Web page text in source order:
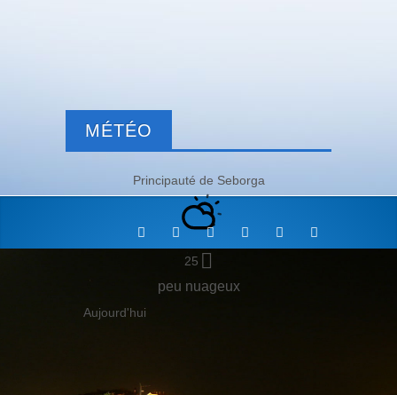
MÉTÉO
Principauté de Seborga
25
peu nuageux
Aujourd'hui